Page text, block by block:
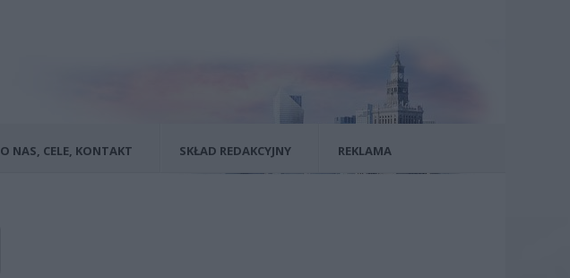
O NAS, CELE, KONTAKT SKŁAD REDAKCYJNY REKLAMA